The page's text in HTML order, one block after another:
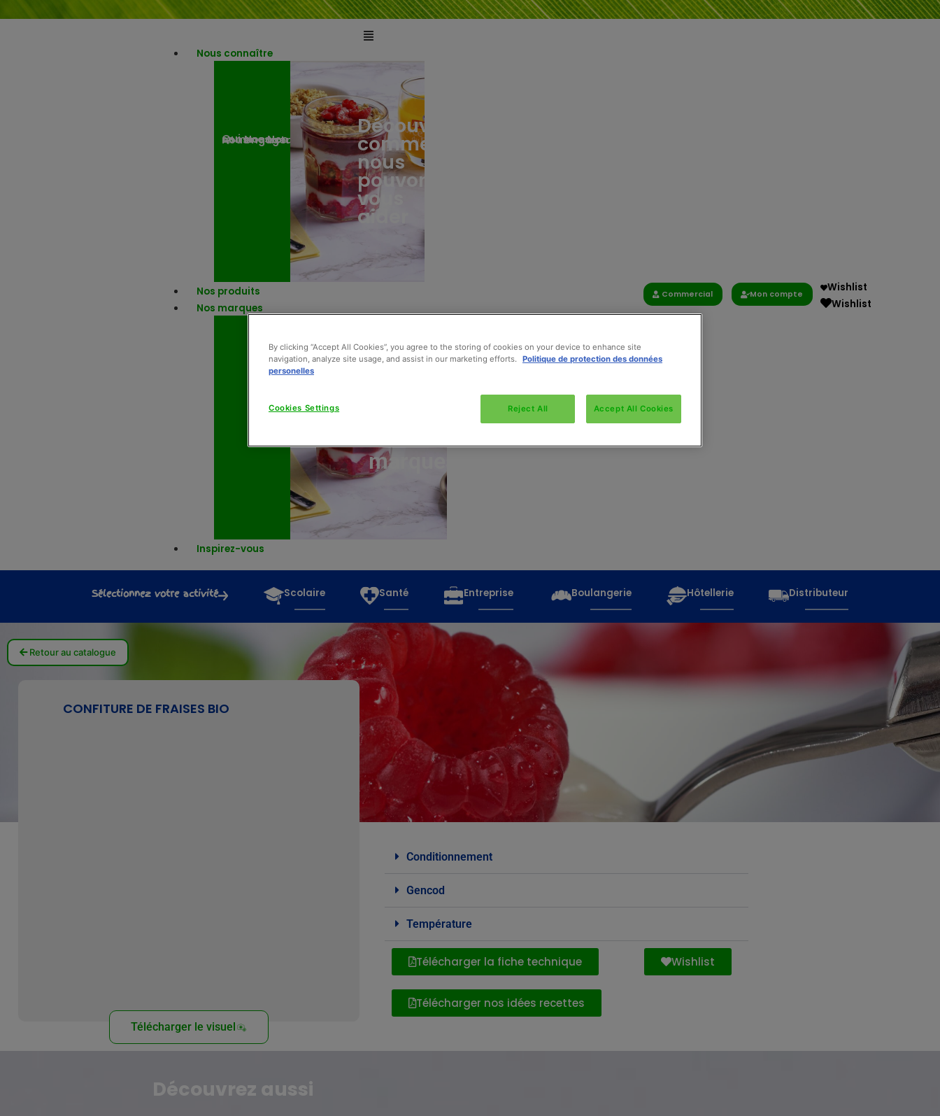
Nous connaître
Qui sommes-nous ? Nos engagements
Nos actualités
Découvrez
comment
nous
pouvons
vous
aider
Nos produits
Nos marques
les
marques
Inspirez-vous
Commercial Mon compte
Wishlist
Wishlist
Sélectionnez votre activité Scolaire Santé Entreprise Boulangerie Hôtellerie Distributeur
Retour au catalogue
CONFITURE DE FRAISES BIO
Télécharger le visuel
Conditionnement
Gencod
Température
Télécharger la fiche technique
Télécharger nos idées recettes
Wishlist
Découvrez aussi
By clicking “Accept All Cookies”, you agree to the storing of cookies on your device to enhance site
navigation, analyze site usage, and assist in our marketing efforts. Politique de protection des données
personelles
Reject All Accept All Cookies
Cookies Settings